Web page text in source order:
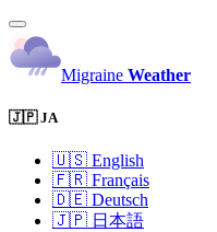
Migraine Weather
🇯🇵 JA
🇺🇸 English
🇫🇷 Français
🇩🇪 Deutsch
🇯🇵 日本語